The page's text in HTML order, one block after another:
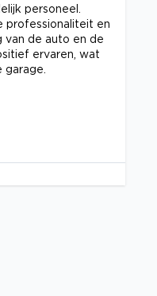
personeel.
professionaliteit en
van de auto en de
ervaren, wat